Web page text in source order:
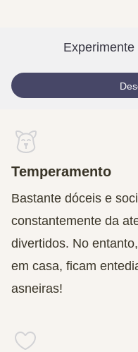
Temperamento
Bastante dóceis e
constantemente da
divertidos. No
em casa, ficam
asneiras!